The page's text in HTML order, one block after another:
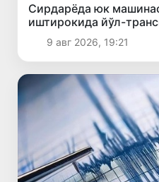
Сирдарёда юк
иштирокида йўл-
бўлди9 авг 2026, 19:21